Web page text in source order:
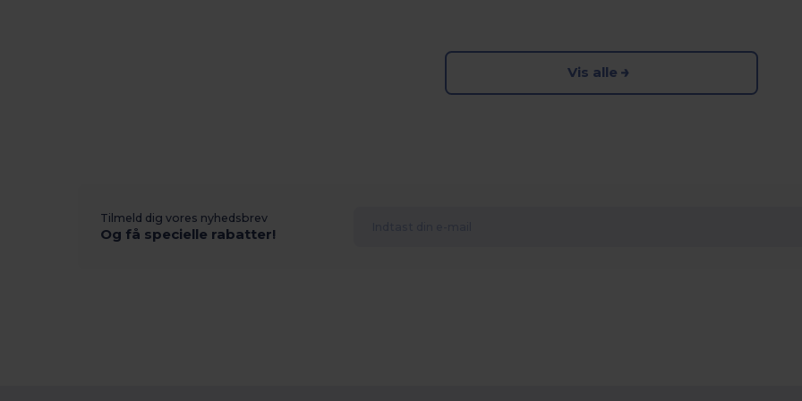
Vis alle
Tilmeld dig vores nyhedsbrev
Og få specielle rabatter!